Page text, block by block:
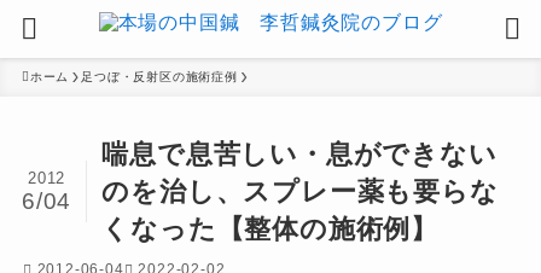
ホーム 足つぼ・反射区の施術症例
喘息で息苦しい・息ができない
のを治し、スプレー薬も要らな
くなった【整体の施術例】
2012
6/04